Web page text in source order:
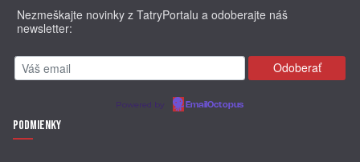
Nezmeškajte novinky z TatryPortalu a odoberajte náš
newsletter:
Powered by EmailOctopus
Podmienky